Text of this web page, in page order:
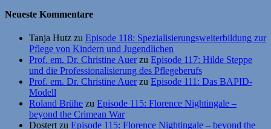
Neueste Kommentare
Tanja Hutz zu Episode 118: Spezialisierungsweiterbildung zur
Pflege von Kindern und Jugendlichen
Prof. em. Dr. Christine Auerzu Episode 117: Hilde Steppe
und die Professionalisierung des Pflegeberufs
Prof. em. Dr. Christine Auerzu Episode 111: Das BAPID-
Modell
Roland Brühe zu Episode 115: Florence Nightingale –
beyond the Crimean War
Dostert zu Episode 115: Florence Nightingale – beyond the